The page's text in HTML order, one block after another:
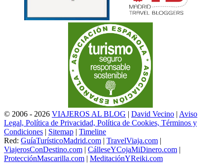
© 2006 - 2026 VIAJEROS AL BLOG | David Vecino | Aviso
Legal, Política de Privacidad, Política de Cookies, Términos y
Condiciones | Sitemap | Timeline
Red: GuíaTurísticoMadrid.com | TravelViaja.com |
ViajerosConDestino.com | CálleseYCojaMiDinero.com |
ProtecciónMascarilla.com | MeditaciónYReiki.com